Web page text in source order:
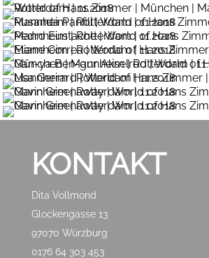
KONTAKT
Dita Vollmond
Glockengasse 13
97070 Würzburg
0176 64 303 453